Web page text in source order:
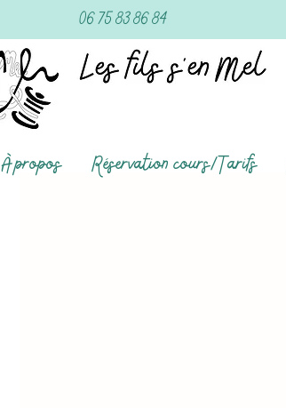
06 75 83 86 84
À propos Réservation cours/Tarifs